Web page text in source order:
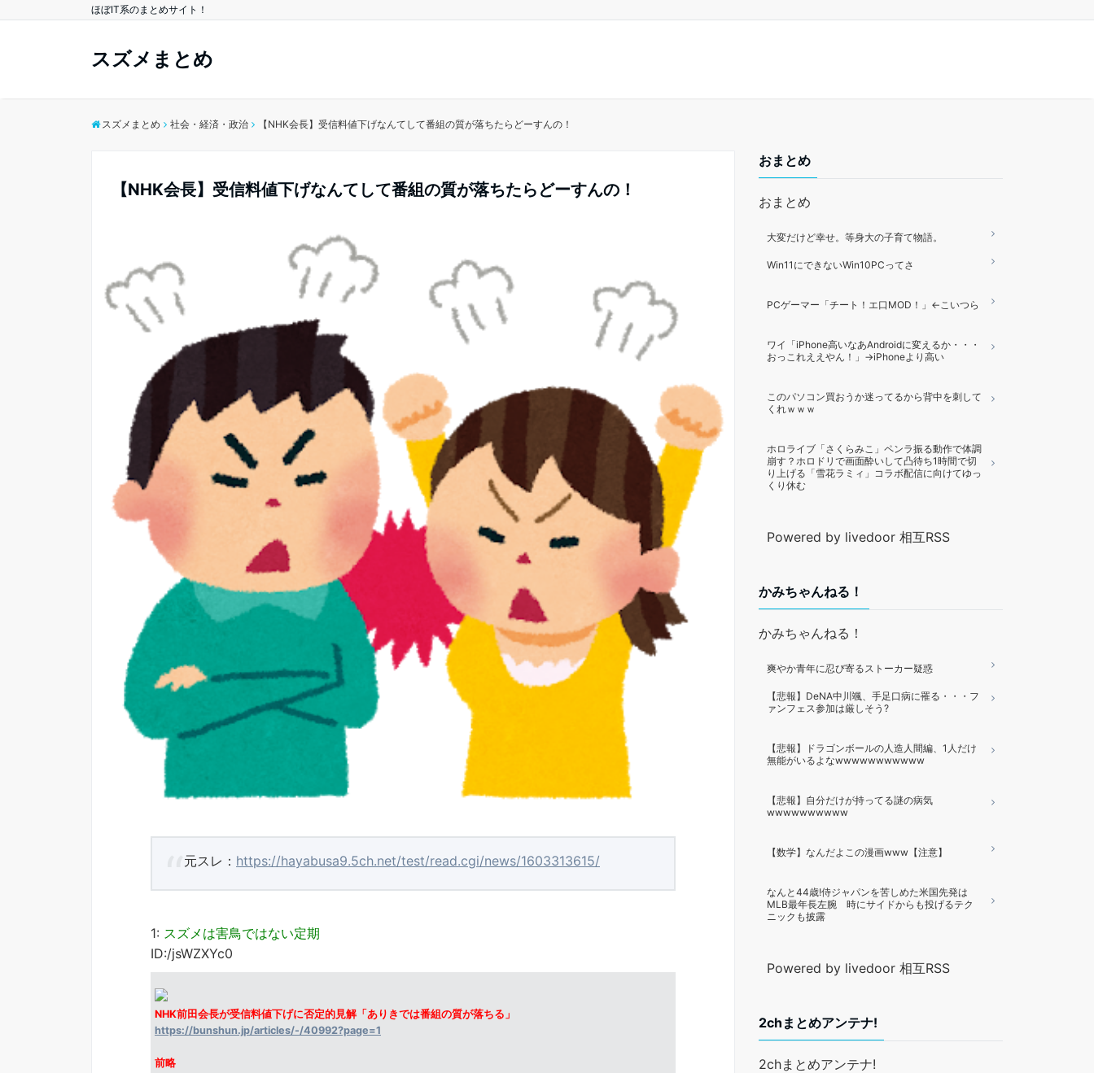
ほぼIT系のまとめサイト！
スズメまとめ
スズメまとめ 社会・経済・政治 【NHK会長】受信料値下げなんてして番組の質が落ちたらどーすんの！
【NHK会長】受信料値下げなんてして番組の質が落ちたらどーすんの！
元スレ： https://hayabusa9.5ch.net/test/read.cgi/news/1603313615/
1: スズメは害鳥ではない定期
ID:/jsWZXYc0
NHK前田会長が受信料値下げに否定的見解「ありきでは番組の質が落ちる」
https://bunshun.jp/articles/-/40992?page=1
前略
おまとめ
おまとめ
大変だけど幸せ。等身大の子育て物語。
Win11にできないWin10PCってさ
PCゲーマー「チート！エ口MOD！」←こいつら
ワイ「iPhone高いなあAndroidに変えるか・・・
おっこれええやん！」→iPhoneより高い
このパソコン買おうか迷ってるから背中を刺して
くれｗｗｗ
ホロライブ「さくらみこ」ペンラ振る動作で体調
崩す？ホロドリで画面酔いして凸待ち1時間で切
り上げる「雪花ラミィ」コラボ配信に向けてゆっ
くり休む
Powered by livedoor 相互RSS
かみちゃんねる！
かみちゃんねる！
爽やか青年に忍び寄るストーカー疑惑
【悲報】DeNA中川颯、手足口病に罹る・・・フ
ァンフェス参加は厳しそう?
【悲報】ドラゴンボールの人造人間編、1人だけ
無能がいるよなwwwwwwwwwww
【悲報】自分だけが持ってる謎の病気
wwwwwwwwww
【数学】なんだよこの漫画www【注意】
なんと44歳!侍ジャパンを苦しめた米国先発は
MLB最年長左腕 時にサイドからも投げるテク
ニックも披露
Powered by livedoor 相互RSS
2chまとめアンテナ!
2chまとめアンテナ!